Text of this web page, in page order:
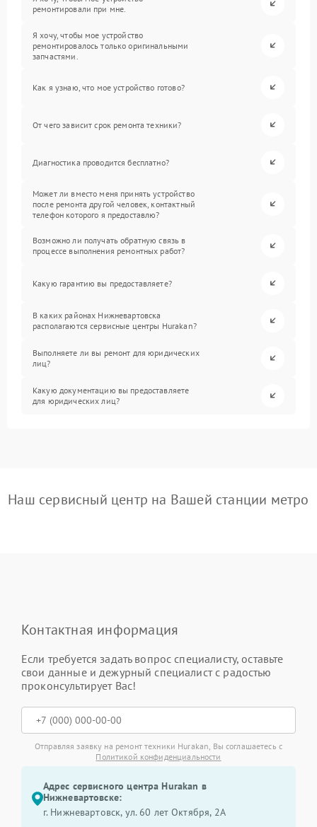
ремонтировали при мне.
Я хочу, чтобы мое устройство
ремонтировалось только оригинальными
запчастями.
Как я узнаю, что мое устройство готово?
От чего зависит срок ремонта техники?
Диагностика проводится бесплатно?
Может ли вместо меня принять устройство
после ремонта другой человек, контактный
телефон которого я предоставлю?
Возможно ли получать обратную связь в
процессе выполнения ремонтных работ?
Какую гарантию вы предоставляете?
В каких районах Нижневартовска
располагаются сервисные центры Hurakan?
Выполняете ли вы ремонт для юридических
лиц?
Какую документацию вы предоставляете
для юридических лиц?
Наш сервисный центр на Вашей станции метро
Контактная информация
Если требуется задать вопрос специалисту, оставьте
свои данные и дежурный специалист с радостью
проконсультирует Вас!
Отправляя заявку на ремонт техники Hurakan, Вы соглашаетесь с
Политикой конфиденциальности
Адрес сервисного центра Hurakan в
Нижневартовске:
г. Нижневартовск, ул. 60 лет Октября, 2А